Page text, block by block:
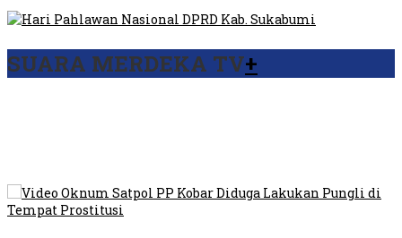
SUARA MERDEKA TV+